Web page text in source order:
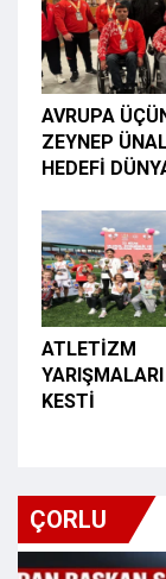
AVRUPA
ZEYNEP
HEDEFİ
ATLETİZM
YARIŞMALARI
KESTİ
ÇORLU